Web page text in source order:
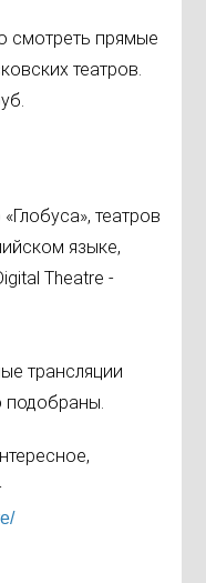
смотреть прямые
театров.
театров
языке,
Theatre -
трансляции
подобраны.